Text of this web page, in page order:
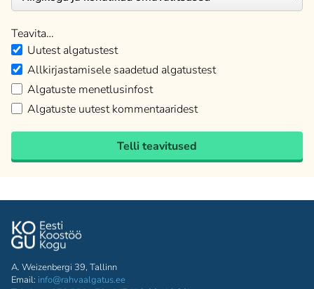
Teavita…
Uutest algatustest
Allkirjastamisele saadetud algatustest
Algatuste menetlusinfost
Algatuste uutest kommentaaridest
Telli teavitused
A. Weizenbergi 39, Tallinn
Email: info@rahvaalgatus.ee